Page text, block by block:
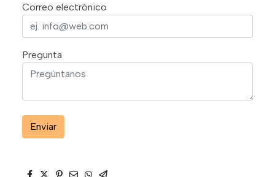
Correo electrónico
Pregunta
Enviar